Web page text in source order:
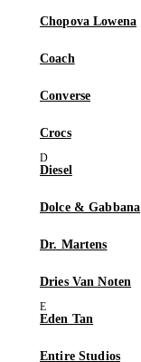
Chopova Lowena
Coach
Converse
Crocs
Diesel
Dolce & Gabbana
Dr. Martens
Dries Van Noten
Eden Tan
Entire Studios